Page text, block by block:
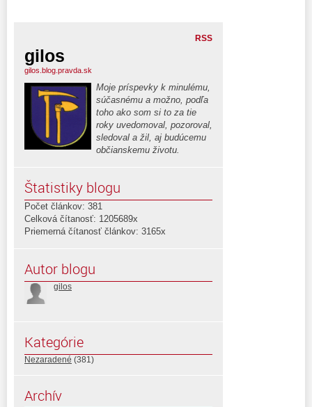
RSS
gilos
gilos.blog.pravda.sk
Moje príspevky k minulému,
súčasnému a možno, podľa
toho ako som si to za tie
roky uvedomoval, pozoroval,
sledoval a žil, aj budúcemu
občianskemu životu.
Štatistiky blogu
Počet článkov: 381
Celková čítanosť: 1205689x
Priemerná čítanosť článkov: 3165x
Autor blogu
gilos
Kategórie
Nezaradené (381)
Archív